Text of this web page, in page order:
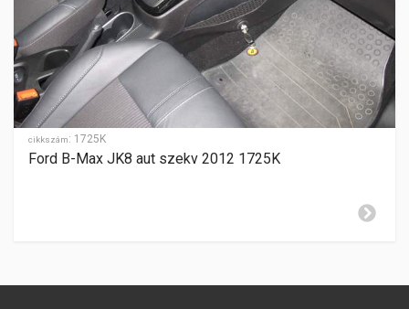
SEBESSÉGFOKOZATOK
5
HÁTRAMENET
hátul
GYÁRTÁSI ÉV
2011-2016
cikkszám: 1725K
Ford B-Max JK8 aut szekv 2012 1725K